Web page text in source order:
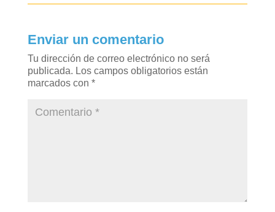
Enviar un comentario
Tu dirección de correo electrónico no será
publicada. Los campos obligatorios están
marcados con *